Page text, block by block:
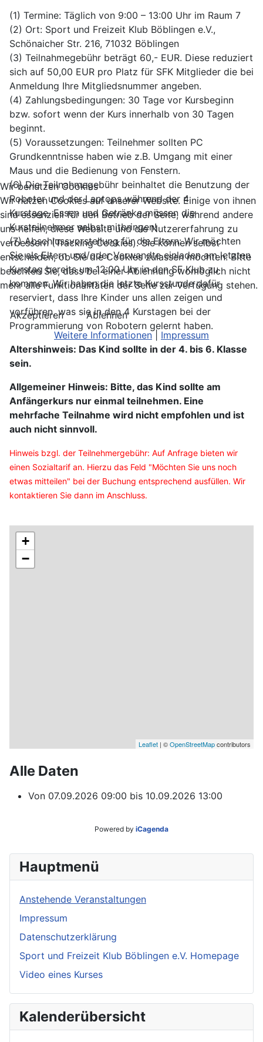
(1) Termine: Täglich von 9:00 – 13:00 Uhr im Raum 7
(2) Ort: Sport und Freizeit Klub Böblingen e.V.,
Schönaicher Str. 216, 71032 Böblingen
(3) Teilnahmegebühr beträgt 60,- EUR. Diese reduziert
sich auf 50,00 EUR pro Platz für SFK Mitglieder die bei
Anmeldung Ihre Mitgliedsnummer angeben.
(4) Zahlungsbedingungen: 30 Tage vor Kursbeginn
bzw. sofort wenn der Kurs innerhalb von 30 Tagen
beginnt.
(5) Voraussetzungen: Teilnehmer sollten PC
Grundkenntnisse haben wie z.B. Umgang mit einer
Maus und die Bedienung von Fenstern.
(6) Die Teilnahmegebühr beinhaltet die Benutzung der
Roboter und der Laptops während der 4
Kurstage. Essen und Getränke müssen die
Kursteilnehmer selbst mitbringen!
(7) Abschlussvorstellung für die Eltern: Wir möchten
Sie als Eltern und/oder Verwandte einladen am letzten
Kurstag bereits um 12:00 Uhr in den SF Klub zu
kommen. Wir haben die letzte Kursstunde dafür
reserviert, dass Ihre Kinder uns allen zeigen und
vorführen, was sie in den 4 Kurstagen bei der
Programmierung von Robotern gelernt haben.
Altershinweis: Das Kind sollte in der 4. bis 6. Klasse
sein.
Allgemeiner Hinweis: Bitte, das Kind sollte am
Anfängerkurs nur einmal teilnehmen. Eine
mehrfache Teilnahme wird nicht empfohlen und ist
auch nicht sinnvoll.
Hinweis bzgl. der Teilnehmergebühr: Auf Anfrage bieten wir
einen Sozialtarif an. Hierzu das Feld "Möchten Sie uns noch
etwas mitteilen" bei der Buchung entsprechend ausfüllen. Wir
kontaktieren Sie dann im Anschluss.
+
−
Leaflet | ©OpenStreetMapcontributors
Alle Daten
Von 07.09.2026 09:00 bis 10.09.2026 13:00
Powered by iCagenda
Hauptmenü
Anstehende Veranstaltungen
Impressum
Datenschutzerklärung
Sport und Freizeit Klub Böblingen e.V. Homepage
Video eines Kurses
Kalenderübersicht
Wir benutzen Cookies
Wir nutzen Cookies auf unserer Website. Einige von ihnen
sind essenziell für den Betrieb der Seite, während andere
uns helfen, diese Website und die Nutzererfahrung zu
verbessern (Tracking Cookies). Sie können selbst
entscheiden, ob Sie die Cookies zulassen möchten. Bitte
beachten Sie, dass bei einer Ablehnung womöglich nicht
mehr alle Funktionalitäten der Seite zur Verfügung stehen.
Akzeptieren
Ablehnen
Weitere Informationen| Impressum